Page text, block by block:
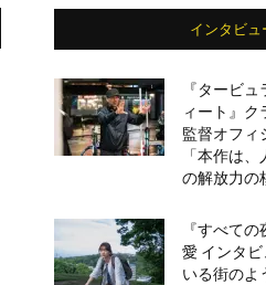
インタビュ
『タービ
ィート』ク
監督オフィ
「本作は
の解放力の
『すべて
愛 インタ
いる街のよ